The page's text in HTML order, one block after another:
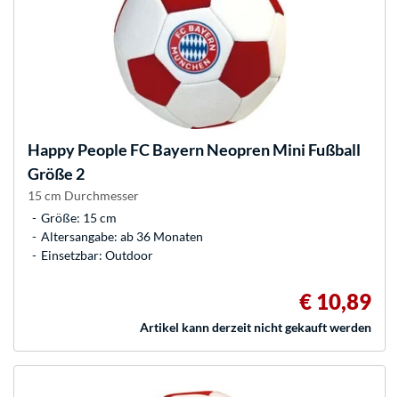
Happy People FC Bayern Neopren Mini Fußball
Größe 2
15 cm Durchmesser
Größe: 15 cm
Altersangabe: ab 36 Monaten
Einsetzbar: Outdoor
€ 10,89
Artikel kann derzeit nicht gekauft werden